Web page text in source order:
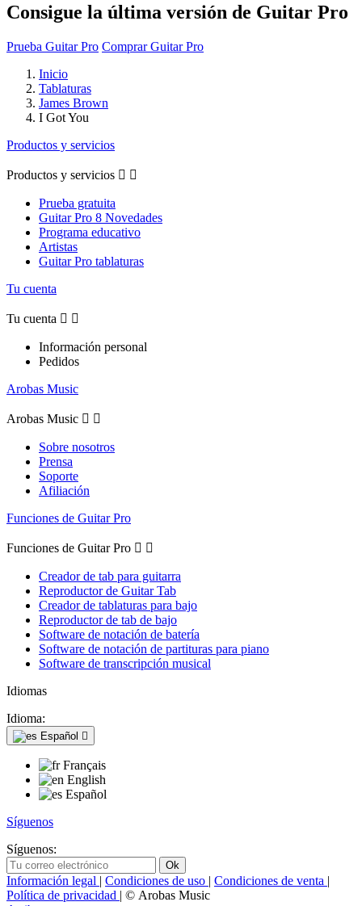
Consigue la última versión de Guitar Pro
Prueba Guitar Pro Comprar Guitar Pro
Inicio
Tablaturas
James Brown
I Got You
Productos y servicios
Productos y servicios  
Prueba gratuita
Guitar Pro 8 Novedades
Programa educativo
Artistas
Guitar Pro tablaturas
Tu cuenta
Tu cuenta  
Información personal
Pedidos
Arobas Music
Arobas Music  
Sobre nosotros
Prensa
Soporte
Afiliación
Funciones de Guitar Pro
Funciones de Guitar Pro  
Creador de tab para guitarra
Reproductor de Guitar Tab
Creador de tablaturas para bajo
Reproductor de tab de bajo
Software de notación de batería
Software de notación de partituras para piano
Software de transcripción musical
Idiomas
Idioma:
Español 
Français
English
Español
Síguenos
Síguenos:
Información legal | Condiciones de uso | Condiciones de venta |
Política de privacidad | © Arobas Music